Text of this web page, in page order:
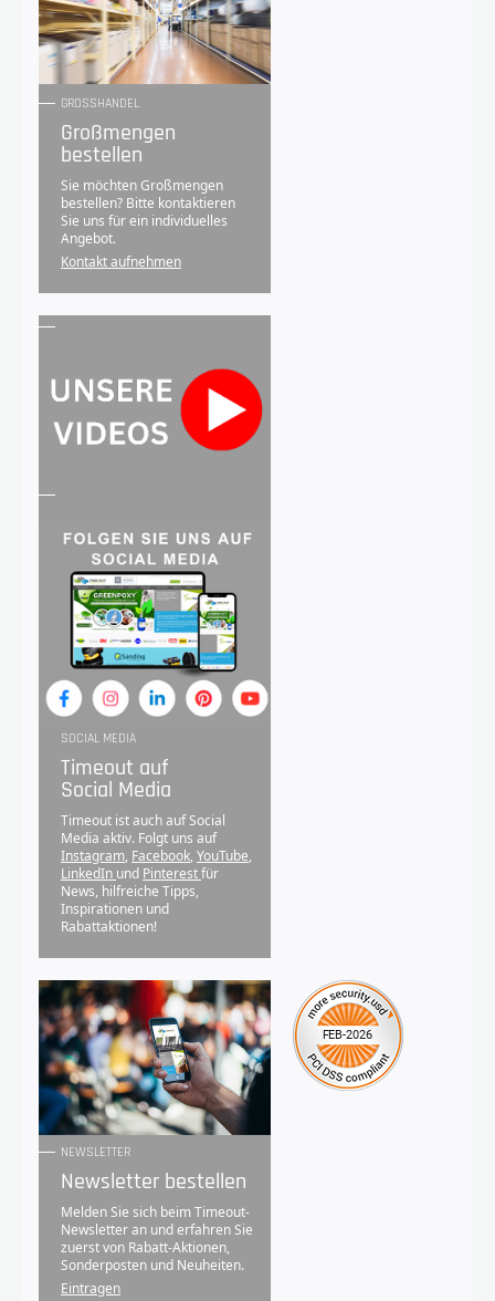
GROSSHANDEL
Großmengen
bestellen
Sie möchten Großmengen
bestellen? Bitte kontaktieren
Sie uns für ein individuelles
Angebot.
Kontakt aufnehmen
SOCIAL MEDIA
Timeout auf
Social Media
Timeout ist auch auf Social
Media aktiv. Folgt uns auf
Instagram, Facebook, YouTube,
LinkedIn und Pinterestfür
News, hilfreiche Tipps,
Inspirationen und
Rabattaktionen!
NEWSLETTER
Newsletter bestellen
Melden Sie sich beim Timeout-
Newsletter an und erfahren Sie
zuerst von Rabatt-Aktionen,
Sonderposten und Neuheiten.
Eintragen